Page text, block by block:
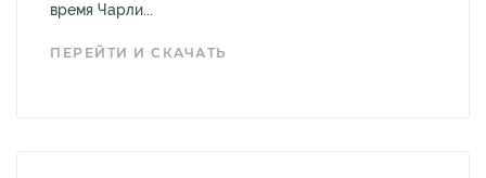
время Чарли...
ПЕРЕЙТИ И СКАЧАТЬ